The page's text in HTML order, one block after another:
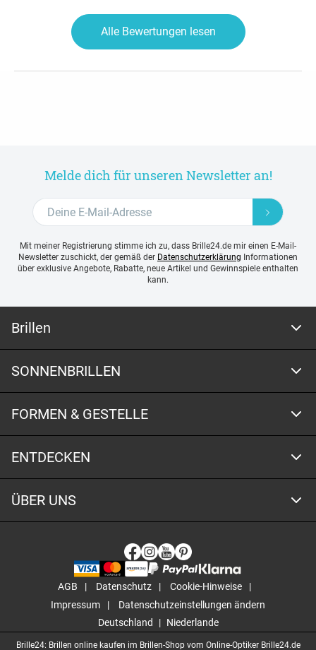
Alle Bewertungen lesen
Melde dich für unseren Newsletter an!
Mit meiner Registrierung stimme ich zu, dass Brille24.de mir einen E-Mail-
Newsletter zuschickt, der gemäß der Datenschutzerklärung Informationen
über exklusive Angebote, Rabatte, neue Artikel und Gewinnspiele enthalten
kann.
Brillen
SONNENBRILLEN
FORMEN & GESTELLE
ENTDECKEN
ÜBER UNS
AGB Datenschutz
Cookie-Hinweise
Impressum
Datenschutzeinstellungen ändern
Deutschland
Niederlande
Brille24: Brillen online kaufen im Brillen-Shop vom Online-Optiker Brille24.de